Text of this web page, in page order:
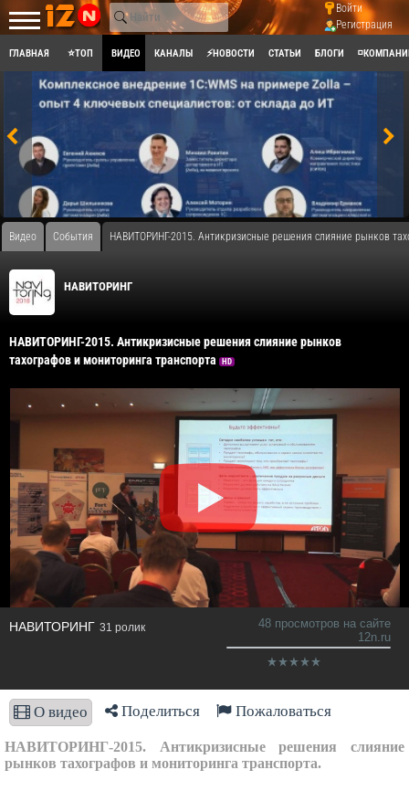
Войти
Регистрация
ГЛАВНАЯ ⭐ТОП ВИДЕО КАНАЛЫ ⚡НОВОСТИ СТАТЬИ БЛОГИ
Видео События НАВИТОРИНГ-2015. Антикризисные решения слияние рынков
НАВИТОРИНГ
НАВИТОРИНГ-2015. Антикризисные решения слияние рынков
тахографов и мониторинга транспорта
HD
НАВИТОРИНГ 31 ролик
48 просмотров на сайте
12n.ru
О видео Поделиться Пожаловаться
НАВИТОРИНГ-2015. Антикризисные решения слияние
рынков тахографов и мониторинга транспорта.